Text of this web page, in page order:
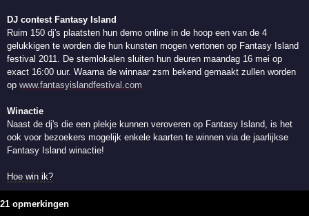
DJ contest Fantasy Island
Ruim 150 dj's plaatsten hun demo online in de hoop een van de 4
gelukkigen te worden die hun kunsten mogen vertonen op Fantasy Island
festival 2011. De stemlokalen sluiten hun deuren maandag 16 mei op
exact 16:00 uur. Waarna de winnaar zsm bekend gemaakt zullen worden
opwww.fantasyislandfestival.com
Winactie
Naast de dj's die een plekje kunnen veroveren op Fantasy Island, is het
ook voor bezoekers mogelijk enkele kaarten te winnen via de jaarlijkse
Fantasy Island winactie!
Hoe win ik?
21 opmerkingen